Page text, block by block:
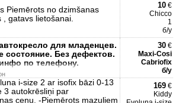
Piemērots no dzimšanas
, gatavs lietošanai.
10 €
Chicco
1
б/у
для младенцев.
состояние. Без дефектов.
по телефону.
30 €
Maxi-Cosi
Cabriofix
б/у
i-size 2 ar isofix bāzi 0-13
3 autokrēsliņi par
cenu. -Piemērots mazuļiem
169 €
Kiddy